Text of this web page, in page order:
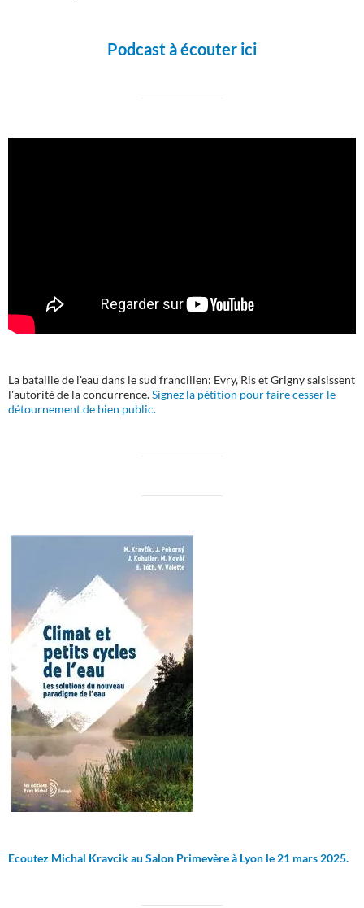
Podcast à écouter ici
La bataille de l'eau dans le sud francilien: Evry, Ris et Grigny saisissent
l'autorité de la concurrence.Signez la pétition pour faire cesser le
détournement de bien public.
Ecoutez Michal Kravcik au Salon Primevère à Lyon le 21 mars 2025.